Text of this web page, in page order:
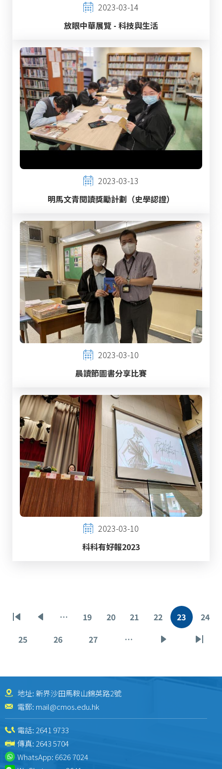
2023-03-14
放眼中華展覽 - 科技與生活
2023-03-13
明馬文青閱讀獎勵計劃（史學認證）
2023-03-10
晨讀節圖書分享比賽
2023-03-10
科科有好報2023
Pagination
First
page
Previous
page
…
頁
面
19
頁
20
頁
21
頁
面
22
目
23
頁
24
頁
25
頁
26
頁
27 …
Last
地址: 新界沙田馬鞍山錦英路2號
電郵: mail@cmos.edu.hk
電話: 2641 9733
傳真: 2643 5704
WhatsApp:6626 7024